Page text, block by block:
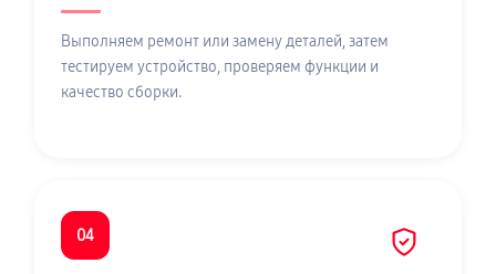
Выполняем ремонт или замену деталей, затем
тестируем устройство, проверяем функции и
качество сборки.
04